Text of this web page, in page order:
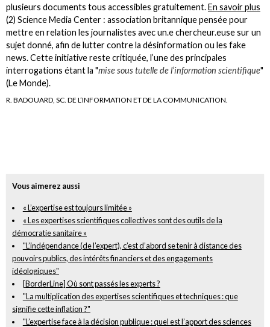
plusieurs documents tous accessibles gratuitement.En savoir plus
(2) Science Media Center : association britannique pensée pour
mettre en relation les journalistes avec un.e chercheur.euse sur un
sujet donné, afin de lutter contre la désinformation ou les fake
news. Cette initiative reste critiquée, l’une des principales
interrogations étant la "mise sous tutelle de l’information scientifique"
(Le Monde).
R. BADOUARD, SC. DE L’INFORMATION ET DE LA COMMUNICATION.
Vous aimerez aussi
« L’expertise est toujours limitée »
« Les expertises scientifiques collectives sont des outils de la
démocratie sanitaire »
"L’indépendance (de l’expert), c’est d’abord se tenir à distance des
pouvoirs publics, des intérêts financiers et des engagements
idéologiques"
[BorderLine] Où sont passés les experts ?
"La multiplication des expertises scientifiques et techniques : que
signifie cette inflation ?"
"L’expertise face à la décision publique : quel est l’apport des sciences